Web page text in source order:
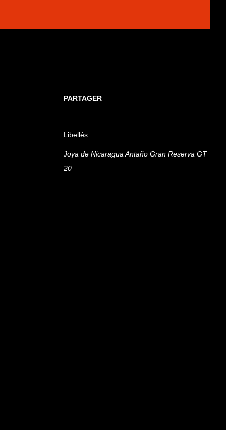
PARTAGER
Libellés
Joya de Nicaragua Antaño Gran Reserva GT
20